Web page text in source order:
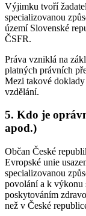
Výjimku tvoří
specializovanou
území Slovenské
ČSFR.
Práva vzniklá na
platných právních
Mezi takové
vzdělání.
5. Kdo je
apod.)
Občan České
Evropské unie
specializovanou
povolání a k výkonu
poskytováním
než v České